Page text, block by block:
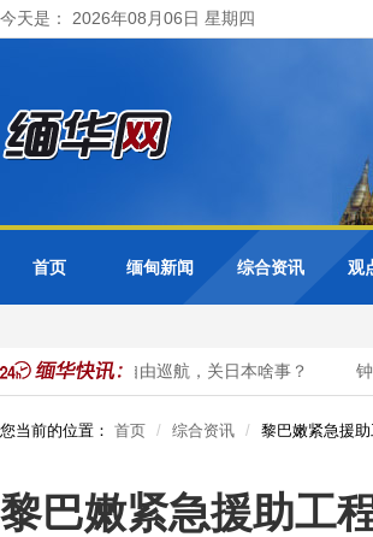
今天是： 2026年08月06日 星期四
首页 缅甸新闻 综合资讯 观
中国军舰自由巡航，关日本啥事？ 钟
您当前的位置： 首页 综合资讯 黎巴嫩紧急援
黎巴嫩紧急援助工